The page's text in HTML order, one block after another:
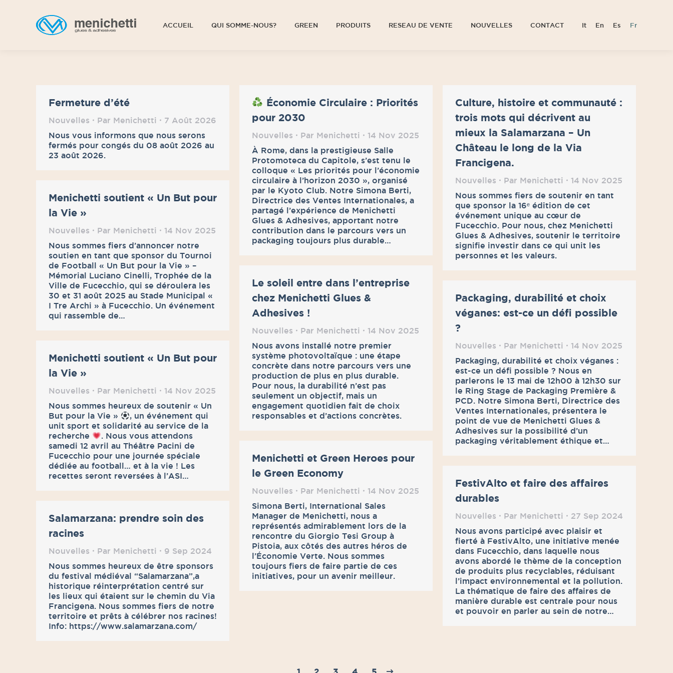
ACCUEIL QUI SOMME-NOUS? GREEN PRODUITS RESEAU DE VENTE NOUVELLES CONTACT It En Es Fr
Fermeture d’été
Nouvelles Par Menichetti
7 Août 2026
Nous vous informons que nous serons
fermés pour congés du 08 août 2026 au
23 août 2026.
Économie Circulaire : Priorités
pour 2030
Nouvelles Par Menichetti
14 Nov 2025
À Rome, dans la prestigieuse Salle
Protomoteca du Capitole, s’est tenu le
colloque « Les priorités pour l’économie
circulaire à l’horizon 2030 », organisé
par le Kyoto Club. Notre Simona Berti,
Directrice des Ventes Internationales, a
partagé l’expérience de Menichetti
Glues & Adhesives, apportant notre
contribution dans le parcours vers un
packaging toujours plus durable…
Culture, histoire et communauté :
trois mots qui décrivent au
mieux la Salamarzana – Un
Château le long de la Via
Francigena.
Nouvelles Par Menichetti
14 Nov 2025
Nous sommes fiers de soutenir en tant
que sponsor la 16ᵉ édition de cet
événement unique au cœur de
Fucecchio. Pour nous, chez Menichetti
Glues & Adhesives, soutenir le territoire
signifie investir dans ce qui unit les
personnes et les valeurs.
Menichetti soutient « Un But pour
la Vie »
Nouvelles Par Menichetti
14 Nov 2025
Nous sommes fiers d’annoncer notre
soutien en tant que sponsor du Tournoi
de Football « Un But pour la Vie » –
Mémorial Luciano Cinelli, Trophée de la
Ville de Fucecchio, qui se déroulera les
30 et 31 août 2025 au Stade Municipal «
I Tre Archi » à Fucecchio. Un événement
qui rassemble de…
Le soleil entre dans l’entreprise
chez Menichetti Glues &
Adhesives !
Nouvelles Par Menichetti
14 Nov 2025
Nous avons installé notre premier
système photovoltaïque : une étape
concrète dans notre parcours vers une
production de plus en plus durable.
Pour nous, la durabilité n’est pas
seulement un objectif, mais un
engagement quotidien fait de choix
responsables et d’actions concrètes.
Packaging, durabilité et choix
véganes: est-ce un défi possible
?
Nouvelles Par Menichetti
14 Nov 2025
Packaging, durabilité et choix véganes :
est-ce un défi possible ? Nous en
parlerons le 13 mai de 12h00 à 12h30 sur
le Ring Stage de Packaging Première &
PCD. Notre Simona Berti, Directrice des
Ventes Internationales, présentera le
point de vue de Menichetti Glues &
Adhesives sur la possibilité d’un
packaging véritablement éthique et…
Menichetti soutient « Un But pour
la Vie »
Nouvelles Par Menichetti
14 Nov 2025
Nous sommes heureux de soutenir « Un
But pour la Vie »
, un événement qui
unit sport et solidarité au service de la
recherche
. Nous vous attendons
samedi 12 avril au Théâtre Pacini de
Fucecchio pour une journée spéciale
dédiée au football… et à la vie ! Les
recettes seront reversées à l’ASI…
Menichetti et Green Heroes pour
le Green Economy
Nouvelles Par Menichetti
14 Nov 2025
Simona Berti, International Sales
Manager de Menichetti, nous a
représentés admirablement lors de la
rencontre du Giorgio Tesi Group à
Pistoia, aux côtés des autres héros de
l’Économie Verte. Nous sommes
toujours fiers de faire partie de ces
initiatives, pour un avenir meilleur.
FestivAlto et faire des affaires
durables
Nouvelles Par Menichetti
27 Sep 2024
Nous avons participé avec plaisir et
fierté à FestivAlto, une initiative menée
dans Fucecchio, dans laquelle nous
avons abordé le thème de la conception
de produits plus recyclables, réduisant
l’impact environnemental et la pollution.
La thématique de faire des affaires de
manière durable est centrale pour nous
et pouvoir en parler au sein de notre…
Salamarzana: prendre soin des
racines
Nouvelles Par Menichetti
9 Sep 2024
Nous sommes heureux de être sponsors
du festival médiéval “Salamarzana”,a
historique réinterprétation centré sur
les lieux qui étaient sur le chemin du Via
Francigena. Nous sommes fiers de notre
territoire et prêts à célébrer nos racines!
Info: https://www.salamarzana.com/